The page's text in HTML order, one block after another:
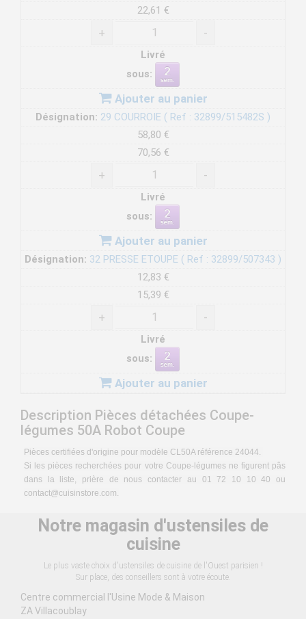
22,61 €
+ -
Livré
sous:
Ajouter au panier
Désignation: 29 COURROIE ( Ref : 32899/515482S )
58,80 €
70,56 €
+ -
Livré
sous:
Ajouter au panier
Désignation: 32 PRESSE ETOUPE ( Ref : 32899/507343 )
12,83 €
15,39 €
+ -
Livré
sous:
Ajouter au panier
Description Pièces détachées Coupe-
légumes 50A Robot Coupe
Pièces certifiées d'origine pour modèle CL50A référence 24044.
Si les pièces recherchées pour votre Coupe-légumes ne figurent pâs
dans la liste, prière de nous contacter au 01 72 10 10 40 ou
contact@cuisinstore.com.
Notre magasin d'ustensiles de
cuisine
Le plus vaste choix d'ustensiles de cuisine de l'Ouest parisien !
Sur place, des conseillers sont à votre écoute.
Centre commercial l'Usine Mode & Maison
ZA Villacoublay